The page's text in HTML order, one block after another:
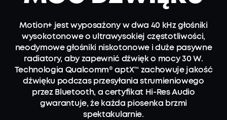
Motion+ jest wyposażony w dwa 40 kHz głośniki
wysokotonowe o ultrawysokiej częstotliwości,
neodymowe głośniki niskotonowe i duże pasywne
radiatory, aby zapewnić dźwięk o mocy 30 W.
Technologia Qualcomm® aptX™ zachowuje jakość
dźwięku podczas przesyłania strumieniowego
przez Bluetooth, a certyfikat Hi-Res Audio
gwarantuje, że każda piosenka brzmi
spektakularnie.